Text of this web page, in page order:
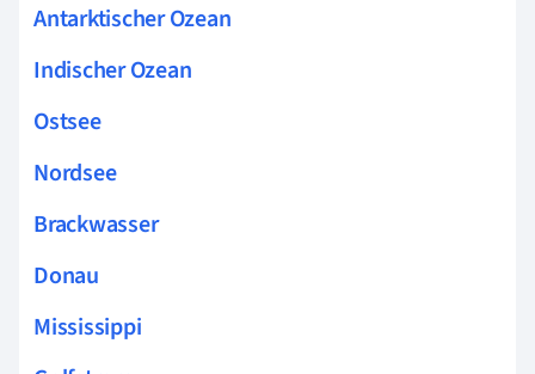
Antarktischer Ozean
Indischer Ozean
Ostsee
Nordsee
Brackwasser
Donau
Mississippi